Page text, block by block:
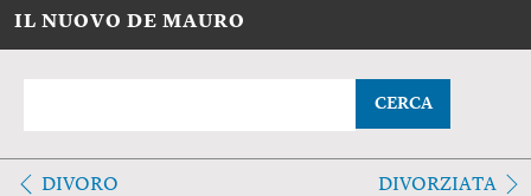
IL NUOVO DE MAURO
CERCA
DIVORO DIVORZIATA